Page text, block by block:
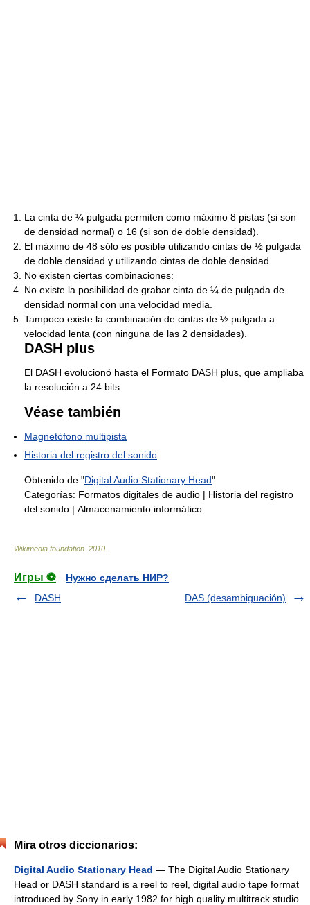
La cinta de ¼ pulgada permiten como máximo 8 pistas (si son
de densidad normal) o 16 (si son de doble densidad).
El máximo de 48 sólo es posible utilizando cintas de ½ pulgada
de doble densidad y utilizando cintas de doble densidad.
No existen ciertas combinaciones:
No existe la posibilidad de grabar cinta de ¼ de pulgada de
densidad normal con una velocidad media.
Tampoco existe la combinación de cintas de ½ pulgada a
velocidad lenta (con ninguna de las 2 densidades).
DASH plus
El DASH evolucionó hasta el Formato DASH plus, que ampliaba
la resolución a 24 bits.
Véase también
Magnetófono multipista
Historia del registro del sonido
Obtenido de "Digital Audio Stationary Head"
Categorías: Formatos digitales de audio | Historia del registro
del sonido | Almacenamiento informático
Wikimedia foundation 2010
Игры ⚽
Нужно сделать НИР?
DASH
DAS (desambiguación)
Mira otros diccionarios:
Digital Audio Stationary Head — The Digital Audio Stationary
Head or DASH standard is a reel to reel, digital audio tape format
introduced by Sony in early 1982 for high quality multitrack studio